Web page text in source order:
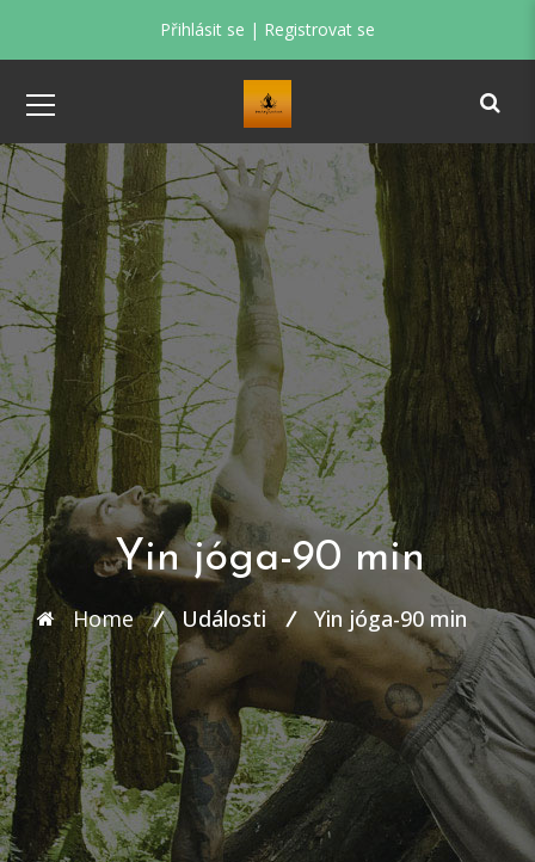
Přihlásit se | Registrovat se
Yin jóga-90 min
Home Události Yin jóga-90 min